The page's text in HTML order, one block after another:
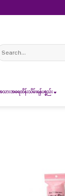
ားအရေထိန်းသိမ်းရန်ပစ္စည်း